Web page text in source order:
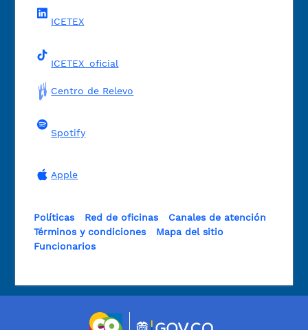
ICETEX
ICETEX_oficial
Centro de Relevo
Spotify
Apple
Políticas Red de oficinas
Canales de atención
Términos y condiciones
Mapa del sitio
Funcionarios